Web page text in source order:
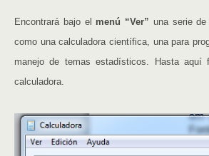
Encontrará bajo el menú “Ver” una serie de
como una calculadora científica, una para
manejo de temas estadísticos. Hasta aquí
calculadora.